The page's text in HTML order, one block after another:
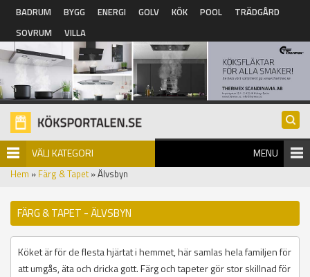
Hoppa till huvudinnehåll
BADRUM BYGG ENERGI GOLV KÖK POOL
TRÄDGÅRD
SOVRUM
VILLA
VÄLJ KATEGORI MENU
Hem » Färg & Tapet» Älvsbyn
FÄRG & TAPET - ÄLVSBYN
Köket är för de flesta hjärtat i hemmet, här samlas hela familjen för
att umgås, äta och dricka gott. Färg och tapeter gör stor skillnad för